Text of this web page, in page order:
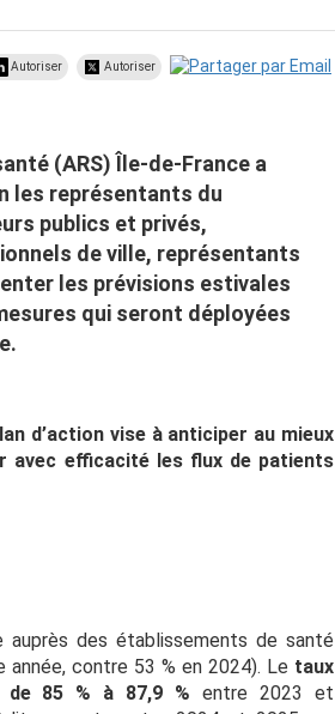
Autoriser Autoriser
(ARS) Île-de-France a
les représentants du
publics et privés,
de ville, représentants
les prévisions estivales
qui seront déployées
d’action vise à anticiper au mieux
avec efficacité les flux de patients
auprès des établissements de santé
contre 53 % en 2024). Le taux
de 85 % à 87,9 % entre 2023 et